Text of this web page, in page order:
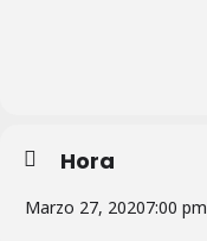
Hora
Marzo 27, 20207:00 pm